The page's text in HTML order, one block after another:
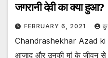
जगरानी देवी का क्या हुआ?
FEBRUARY 6, 2021
Chandrashekhar Azad
आजाद और उनकी मां के जीवन से